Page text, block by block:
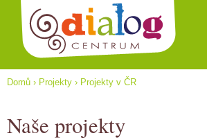
Domů › Projekty › Projekty v ČR
Naše projekty